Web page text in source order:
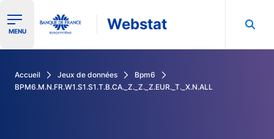
Ouvrir le menu de navigation
MENU Webstat
Accueil Jeux de données
Bpm6
BPM6.M.N.FR.W1.S1.S1.T.B.CA._Z._Z._Z.EUR._T._X.N.ALL